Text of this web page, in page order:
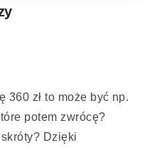
360 zł to może być np.
potem zwrócę?
Dzięki